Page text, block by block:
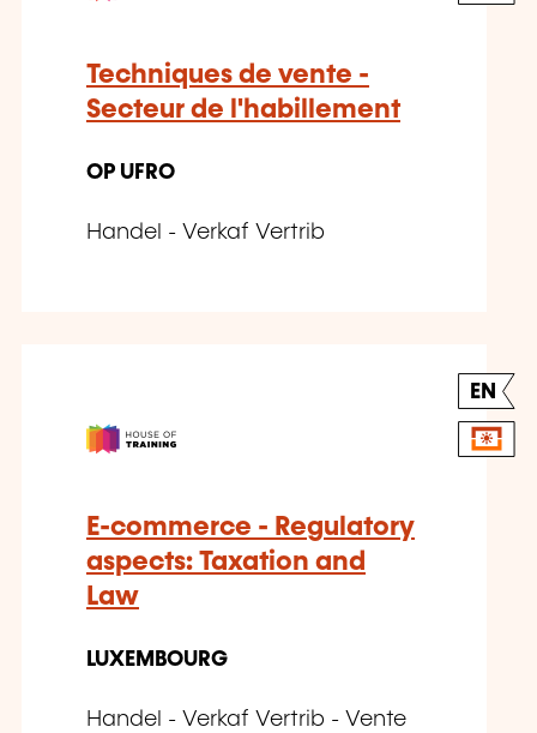
Techniques de vente -
Secteur de l'habillement
OP UFRO
Handel - Verkaf Vertrib
EN
E-commerce - Regulatory
aspects: Taxation and
Law
LUXEMBOURG
Handel - Verkaf Vertrib - Vente